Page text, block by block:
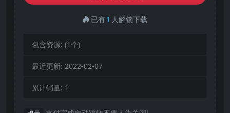
已有1 人解锁下载
包含资源: (1个)
最近更新: 2022-02-07
累计销量: 1